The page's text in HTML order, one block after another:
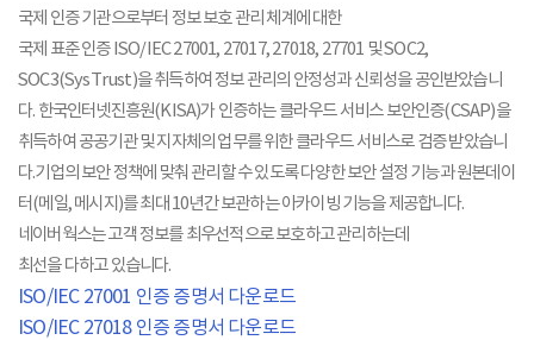
국제 인증 기관으로부터 정보 보호 관리 체계에 대한
국제 표준 인증 ISO/IEC 27001, 27017, 27018, 27701 및 SOC2,
SOC3(SysTrust)을 취득하여 정보 관리의 안정성과 신뢰성을 공인받았습니
다. 한국인터넷진흥원(KISA)가 인증하는 클라우드 서비스 보안인증(CSAP)을
취득하여 공공기관 및 지자체의 업무를 위한 클라우드 서비스로 검증 받았습니
다.기업의 보안 정책에 맞춰 관리할 수 있도록 다양한 보안 설정 기능과 원본데이
터(메일, 메시지)를 최대 10년간 보관하는 아카이빙 기능을 제공합니다.
네이버웍스는 고객 정보를 최우선적으로 보호하고 관리하는데
최선을 다하고 있습니다.
ISO/IEC 27001 인증 증명서 다운로드
ISO/IEC 27018 인증 증명서 다운로드